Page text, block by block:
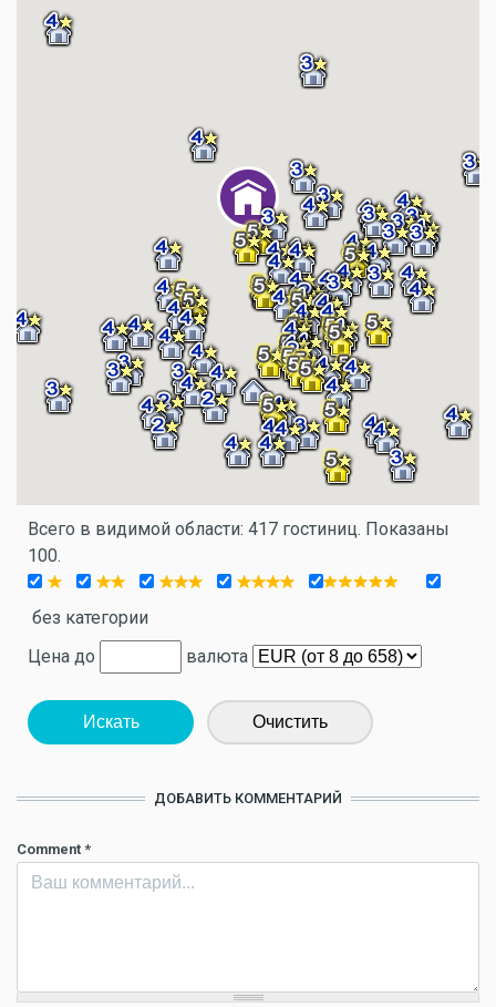
Всего в видимой области: 417 гостиниц. Показаны
100.
без категории
Цена до
валюта
Искать Очистить
ДОБАВИТЬ КОММЕНТАРИЙ
Comment *